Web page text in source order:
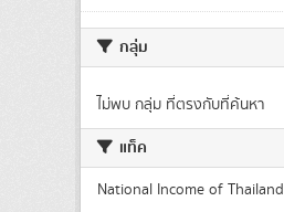
กลุ่ม
ไม่พบ กลุ่ม ที่ตรงกับที่ค้นหา
แท็ค
National Income of Thailand